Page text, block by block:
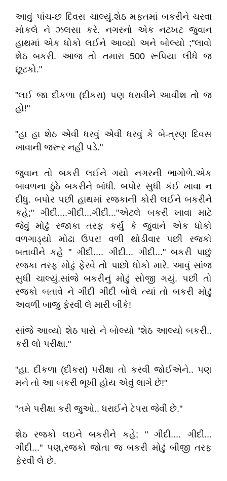
આવું પાંચ-છ દિવસ ચાલ્યું.શેઠ મફતમાં બકરીને ચરવા
મોકલે ને ઝલસા કરે. નગરનો એક નટખટ જુવાન
હાથમાં એક ધોકો લઈને આવ્યો અને બોલ્યો ;"લાવો
શેઠ બકરી. આજ તો તમારા 500 રૂપિયા લીધે જ
છૂટકો."
"લઈ જા દીકળા (દીકરા) પણ ધરાવીને આવીશ તો જ
હો!"
"હા હા શેઠ એવી ધરવું એવી ધરવું કે બે-ત્રણ દિવસ
ખાવાની જરૂર નહીં પડે."
જુવાન તો બકરી લઈને ગયો નગરની ભાગોળે.એક
બાવળના ઠુંઠે બકરીને બાંધી. બપોર સુધી કંઈ ખાવા ન
દીધુ. બપોર પછી હાથમાં રજકાની કોરી લઈને બકરીને
કહે;" ગીદી....ગીદી...ગીદી..."એટલે બકરી ખાવા માટે
જેવું મોઢું રજાકા તરફ કર્યું કે જુવાને એક ધોકો
વળગાડ્યો મોઢા ઉપર! વળી થોડીવાર પછી રજકો
બતાવીને કહે " ગીદી.... ગીદી... ગીદી..." બકરી પાછું
રજકા તરફ મોઢું ફેરવે તો પાછો ધોકો મારે. આવું સાંજ
સુધી ચાલ્યું.સાંજે બકરીનું મોઢું સોજી ગયું. પછી તો
રજકો બતાવે ને ગીદી ગીદી બોલે ત્યાં તો બકરી મોઢું
અવળી બાજુ ફેરવી લે મારી બીકે!
સાંજે આવ્યો શેઠ પાસે ને બોલ્યો "શેઠ આલ્યો બકરી..
કરી લો પરીક્ષા."
"હા. દીકળા (દીકરા) પરીક્ષા તો કરવી જોઈએને.. પણ
મને તો આ બકરી ભૂખી હોય એવું લાગે છે!"
"તમે પરીક્ષા કરી જુઓ.. ધરાઈને ટેપરા જેવી છે."
શેઠ રજકો લઇને બકરીને કહે; " ગીદી.... ગીદી...
ગીદી..." પણ,રજકો જોતા જ બકરી મોઢું બીજી તરફ
ફેરવી લે છે.